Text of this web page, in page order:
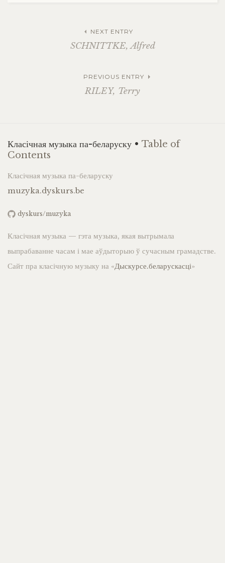
NEXT ENTRY
SCHNITTKE, Alfred
PREVIOUS ENTRY
RILEY, Terry
Класічная музыка па-беларуску • Table of
Contents
Класічная музыка па-беларуску
muzyka.dyskurs.be
dyskurs/muzyka
Класічная музыка — гэта музыка, якая вытрымала
выпрабаванне часам і мае аўдыторыю ў сучасным грамадстве.
Сайт пра класічную музыку на «Дыскурсе.беларускасці»